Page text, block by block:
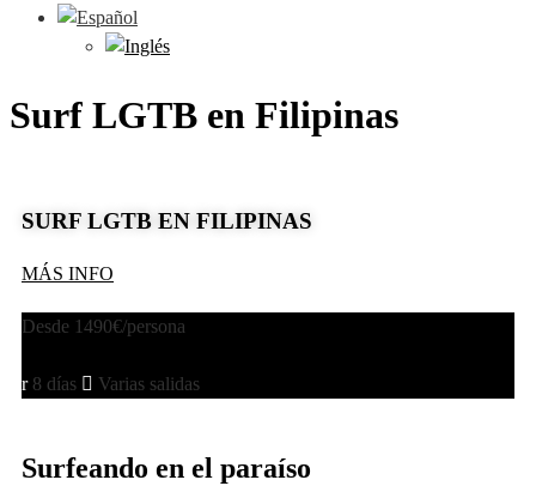
Surf LGTB en Filipinas
SURF LGTB EN FILIPINAS
MÁS INFO
Desde 1490€/persona
8 días
Varias salidas
Surfeando en el paraíso